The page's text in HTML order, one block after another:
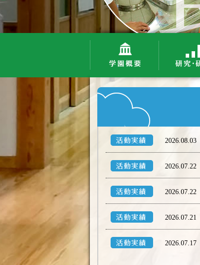
2026.08.03
2026.07.22
2026.07.22
2026.07.21
2026.07.17